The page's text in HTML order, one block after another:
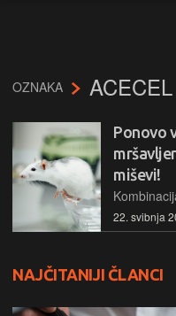
OZNAKA ACECEL
Ponovo
miševi!
22. svibnja
NAJČITANIJI ČLANCI